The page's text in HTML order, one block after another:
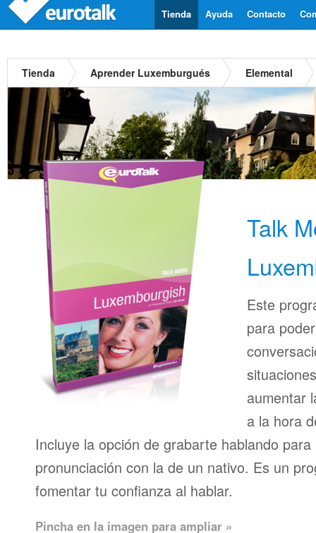
Contacto
Ayuda
Tienda
Tienda Aprender Luxemburgués Elemental
Talk
Este
para
aumentar
a la hora
Incluye la opción de grabarte hablando
pronunciación con la de un nativo. Es un
fomentar tu confianza al hablar.
Pincha en la imagen para ampliar »